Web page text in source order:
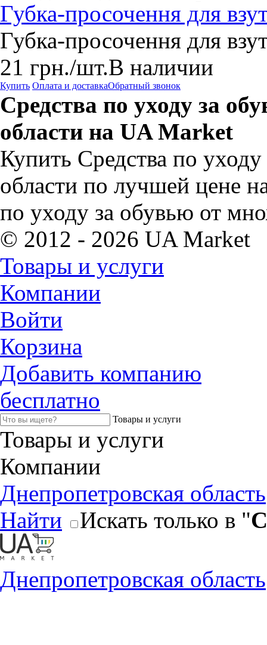
Губка-просочення для
Губка-просочення для
21 грн./шт.В наличии
Купить Оплата и доставкаОбратный звонок
Средства по уходу за
области на UA Market
Купить Средства по
области по лучшей цене
по уходу за обувью от
© 2012 - 2026 UA Market
Товары и услуги
Компании
Войти
Корзина
Добавить компанию
бесплатно
Товары и услуги
Товары и услуги
Компании
Днепропетровская область
Найти
Искать только в "
Днепропетровская область